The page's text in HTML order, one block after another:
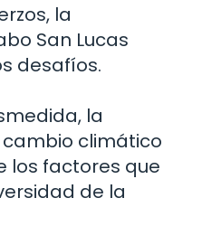
la
San Lucas
desafíos.
la
climático
los factores que
de la